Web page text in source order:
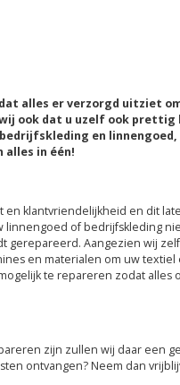
alles er verzorgd uitziet
ook dat u uzelf ook prettig
en
alles in één!
en klantvriendelijkheid en dit
linnengoed of bedrijfskleding
gerepareerd. Aangezien wij
en materialen om uw
te repareren zodat
zijn zullen wij daar een
ontvangen? Neem dan